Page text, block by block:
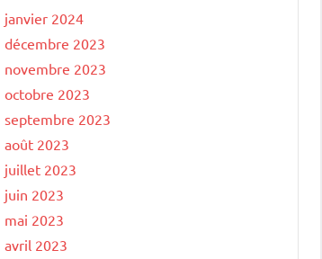
janvier 2024
décembre 2023
novembre 2023
octobre 2023
septembre 2023
août 2023
juillet 2023
juin 2023
mai 2023
avril 2023